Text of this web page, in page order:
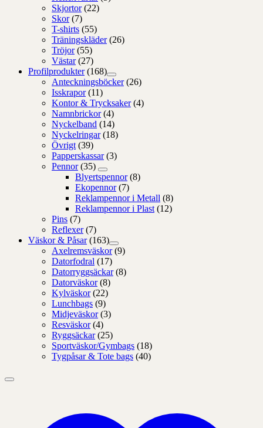
Skjortor (22)
Skor (7)
T-shirts (55)
Träningskläder (26)
Tröjor (55)
Västar (27)
Profilprodukter (168)
Anteckningsböcker (26)
Isskrapor (11)
Kontor & Trycksaker (4)
Namnbrickor (4)
Nyckelband (14)
Nyckelringar (18)
Övrigt (39)
Papperskassar (3)
Pennor (35)
Blyertspennor (8)
Ekopennor (7)
Reklampennor i Metall (8)
Reklampennor i Plast (12)
Pins (7)
Reflexer (7)
Väskor & Påsar (163)
Axelremsväskor (9)
Datorfodral (17)
Datorryggsäckar (8)
Datorväskor (8)
Kylväskor (22)
Lunchbags (9)
Midjeväskor (3)
Resväskor (4)
Ryggsäckar (25)
Sportväskor/Gymbags (18)
Tygpåsar & Tote bags (40)